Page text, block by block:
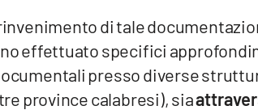
di tale
effettuato specifici
presso diverse
province calabresi), sia